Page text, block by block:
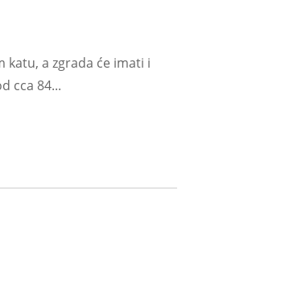
katu, a zgrada će imati i
cca 84...